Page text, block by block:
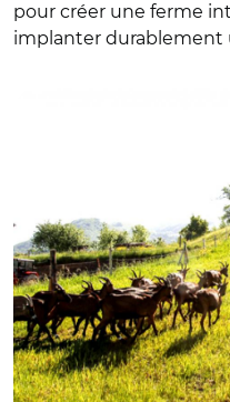
pour créer une ferme
implanter durablement